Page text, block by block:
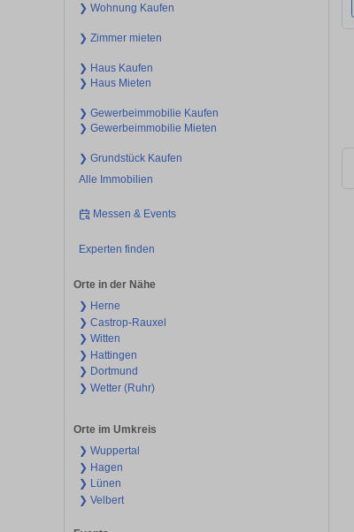
❯ Wohnung Kaufen
❯ Zimmer mieten
❯ Haus Kaufen
❯ Haus Mieten
❯ Gewerbeimmobilie Kaufen
❯ Gewerbeimmobilie Mieten
❯ Grundstück Kaufen
Alle Immobilien
Messen & Events
Experten finden
Orte in der Nähe
❯ Herne
❯ Castrop-Rauxel
❯ Witten
❯ Hattingen
❯ Dortmund
❯ Wetter (Ruhr)
Orte im Umkreis
❯ Wuppertal
❯ Hagen
❯ Lünen
❯ Velbert